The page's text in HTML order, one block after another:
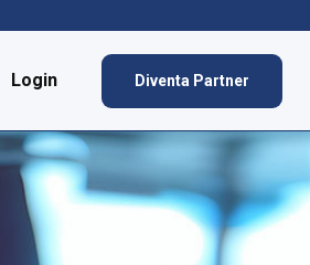
Login Diventa Partner